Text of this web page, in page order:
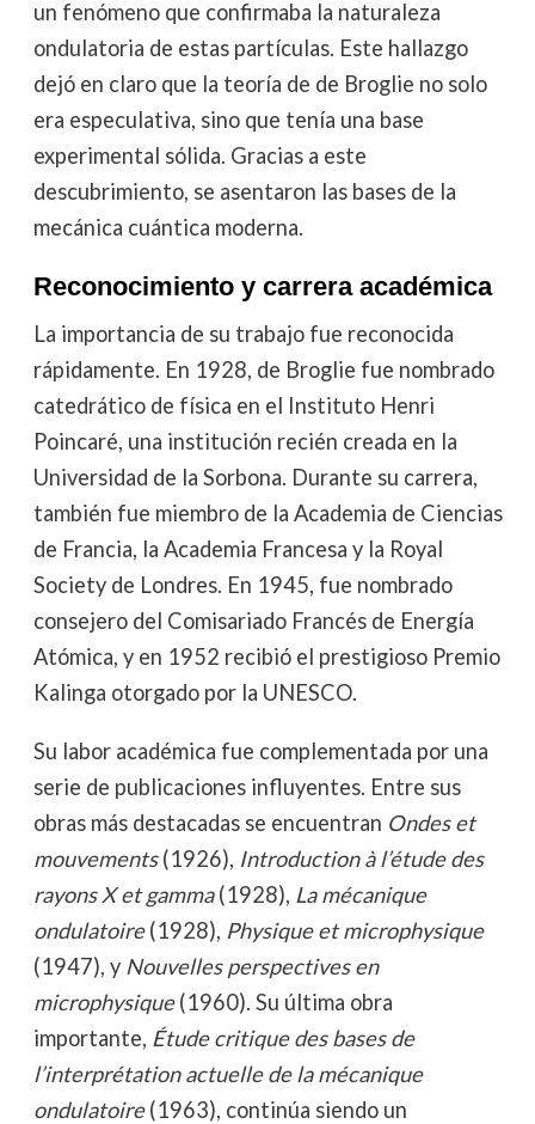
un fenómeno que confirmaba la naturaleza
ondulatoria de estas partículas. Este hallazgo
dejó en claro que la teoría de de Broglie no solo
era especulativa, sino que tenía una base
experimental sólida. Gracias a este
descubrimiento, se asentaron las bases de la
mecánica cuántica moderna.
Reconocimiento y carrera académica
La importancia de su trabajo fue reconocida
rápidamente. En 1928, de Broglie fue nombrado
catedrático de física en el Instituto Henri
Poincaré, una institución recién creada en la
Universidad de la Sorbona. Durante su carrera,
también fue miembro de la Academia de Ciencias
de Francia, la Academia Francesa y la Royal
Society de Londres. En 1945, fue nombrado
consejero del Comisariado Francés de Energía
Atómica, y en 1952 recibió el prestigioso Premio
Kalinga otorgado por la UNESCO.
Su labor académica fue complementada por una
serie de publicaciones influyentes. Entre sus
obras más destacadas se encuentran Ondes et
mouvements(1926), Introduction à l’étude des
rayons X et gamma(1928), La mécanique
ondulatoire(1928), Physique et microphysique
(1947), y Nouvelles perspectives en
microphysique(1960). Su última obra
importante, Étude critique des bases de
l’interprétation actuelle de la mécanique
ondulatoire(1963), continúa siendo un